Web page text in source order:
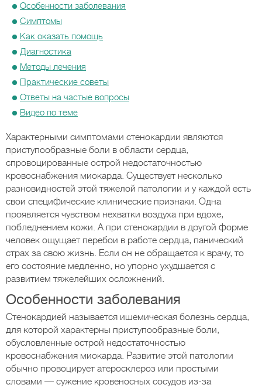
Особенности заболевания
Симптомы
Как оказать помощь
Диагностика
Методы лечения
Практические советы
Ответы на частые вопросы
Видео по теме
Характерными симптомами стенокардии являются
приступообразные боли в области сердца,
спровоцированные острой недостаточностью
кровоснабжения миокарда. Существует несколько
разновидностей этой тяжелой патологии и у каждой есть
свои специфические клинические признаки. Одна
проявляется чувством нехватки воздуха при вдохе,
побледнением кожи. А при стенокардии в другой форме
человек ощущает перебои в работе сердца, панический
страх за свою жизнь. Если он не обращается к врачу, то
его состояние медленно, но упорно ухудшается с
развитием тяжелейших осложнений.
Особенности заболевания
Стенокардией называется ишемическая болезнь сердца,
для которой характерны приступообразные боли,
обусловленные острой недостаточностью
кровоснабжения миокарда. Развитие этой патологии
обычно провоцирует атеросклероз или простыми
словами — сужение кровеносных сосудов из-за